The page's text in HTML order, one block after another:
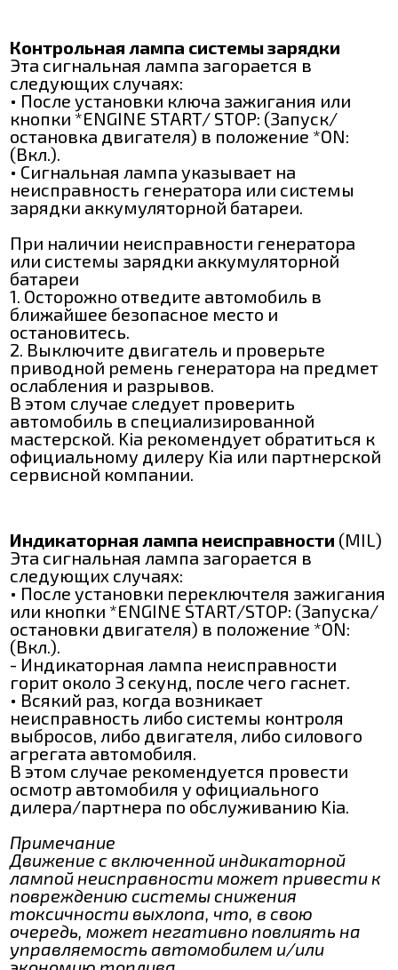
Контрольная лампа системы зарядки
Эта сигнальная лампа загорается в
следующих случаях:
• После установки ключа зажигания или
кнопки *ENGINE START/ STOP: (Запуск/
остановка двигателя) в положение *ON:
(Вкл.).
• Сигнальная лампа указывает на
неисправность генератора или системы
зарядки аккумуляторной батареи.
При наличии неисправности генератора
или системы зарядки аккумуляторной
батареи
1. Осторожно отведите автомобиль в
ближайшее безопасное место и
остановитесь.
2. Выключите двигатель и проверьте
приводной ремень генератора на предмет
ослабления и разрывов.
В этом случае следует проверить
автомобиль в специализированной
мастерской. Kia рекомендует обратиться к
официальному дилеру Kia или партнерской
сервисной компании.
Индикаторная лампа неисправности (MIL)
Эта сигнальная лампа загорается в
следующих случаях:
• После установки переключтеля зажигания
или кнопки *ENGINE START/STOP: (Запуска/
остановки двигателя) в положение *ON:
(Вкл.).
- Индикаторная лампа неисправности
горит около 3 секунд, после чего гаснет.
• Всякий раз, когда возникает
неисправность либо системы контроля
выбросов, либо двигателя, либо силового
агрегата автомобиля.
В этом случае рекомендуется провести
осмотр автомобиля у официального
дилера/партнера по обслуживанию Kia.
Примечание
Движение с включенной индикаторной
лампой неисправности может привести к
повреждению системы снижения
токсичности выхлопа, что, в свою
очередь, может негативно повлиять на
управляемость автомобилем и/или